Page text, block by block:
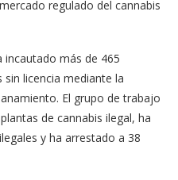
regulado del cannabis
incautado más de 465
licencia mediante la
El grupo de trabajo
de cannabis ilegal, ha
y ha arrestado a 38